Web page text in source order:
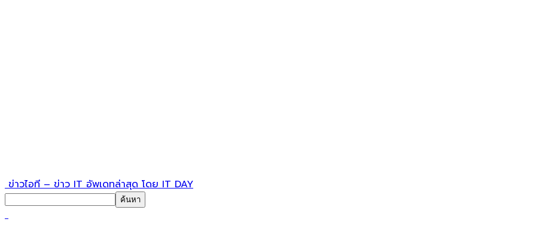
ข่าวไอที – ข่าว IT อัพเดทล่าสุด โดย IT DAY